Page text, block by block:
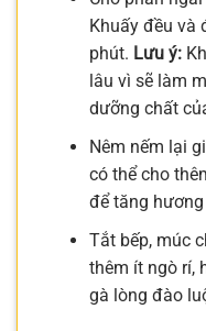
Khuấy đều và
phút. Lưu ý:
lâu vì sẽ làm
dưỡng chất
Nêm nếm lại
có thể cho
để tăng hương
Tắt bếp, múc
thêm ít ngò rí,
gà lòng đào